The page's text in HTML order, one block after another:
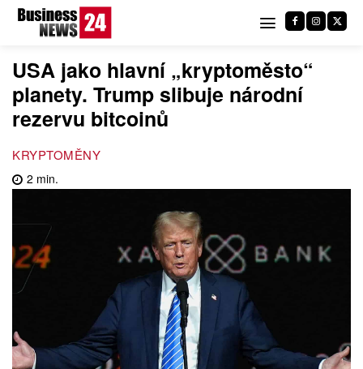
USA jako hlavní „kryptoměsto“
planety. Trump slibuje národní
rezervu bitcoinů
KRYPTOMĚNY
2 min.